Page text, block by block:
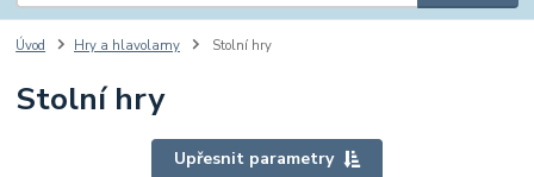
Úvod Hry a hlavolamy Stolní hry
Stolní hry
Upřesnit parametry